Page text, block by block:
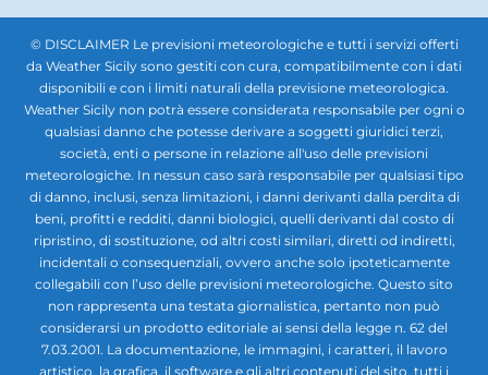
© DISCLAIMER Le previsioni meteorologiche e tutti i servizi offerti
da Weather Sicily sono gestiti con cura, compatibilmente con i dati
disponibili e con i limiti naturali della previsione meteorologica.
Weather Sicily non potrà essere considerata responsabile per ogni o
qualsiasi danno che potesse derivare a soggetti giuridici terzi,
società, enti o persone in relazione all'uso delle previsioni
meteorologiche. In nessun caso sarà responsabile per qualsiasi tipo
di danno, inclusi, senza limitazioni, i danni derivanti dalla perdita di
beni, profitti e redditi, danni biologici, quelli derivanti dal costo di
ripristino, di sostituzione, od altri costi similari, diretti od indiretti,
incidentali o consequenziali, ovvero anche solo ipoteticamente
collegabili con l’uso delle previsioni meteorologiche. Questo sito
non rappresenta una testata giornalistica, pertanto non può
considerarsi un prodotto editoriale ai sensi della legge n. 62 del
7.03.2001. La documentazione, le immagini, i caratteri, il lavoro
artistico, la grafica, il software e gli altri contenuti del sito, tutti i